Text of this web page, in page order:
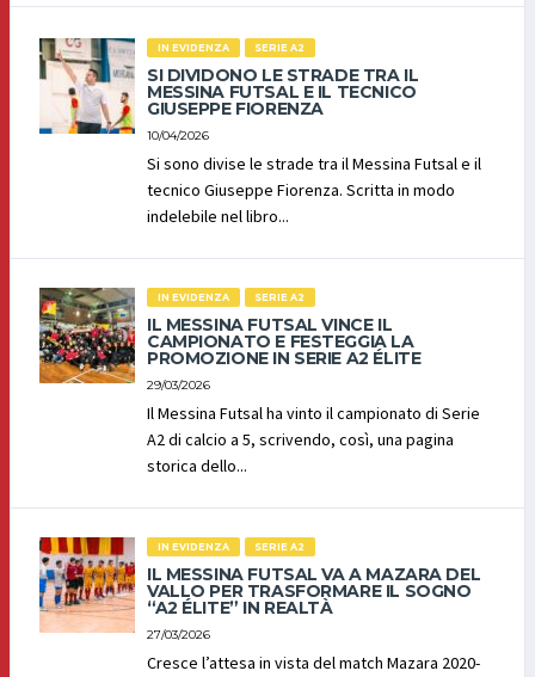
IN EVIDENZA SERIE A2
SI DIVIDONO LE STRADE TRA IL
MESSINA FUTSAL E IL TECNICO
GIUSEPPE FIORENZA
10/04/2026
Si sono divise le strade tra il Messina Futsal e il
tecnico Giuseppe Fiorenza. Scritta in modo
indelebile nel libro...
IN EVIDENZA SERIE A2
IL MESSINA FUTSAL VINCE IL
CAMPIONATO E FESTEGGIA LA
PROMOZIONE IN SERIE A2 ÉLITE
29/03/2026
Il Messina Futsal ha vinto il campionato di Serie
A2 di calcio a 5, scrivendo, così, una pagina
storica dello...
IN EVIDENZA SERIE A2
IL MESSINA FUTSAL VA A MAZARA DEL
VALLO PER TRASFORMARE IL SOGNO
“A2 ÉLITE” IN REALTÀ
27/03/2026
Cresce l’attesa in vista del match Mazara 2020-